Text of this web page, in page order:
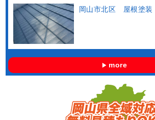
岡山市北区 屋根塗装
more